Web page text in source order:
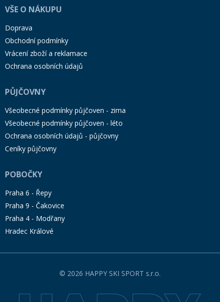
VŠE O NÁKUPU
Doprava
Obchodní podmínky
Vrácení zboží a reklamace
Ochrana osobních údajů
PŮJČOVNY
Všeobecné podmínky půjčoven - zima
Všeobecné podmínky půjčoven - léto
Ochrana osobních údajů - půjčovny
Ceníky půjčovny
POBOČKY
Praha 6 - Řepy
Praha 9 - Čakovice
Praha 4 - Modřany
Hradec Králové
© 2026 HAPPY SKI SPORT s.r.o.